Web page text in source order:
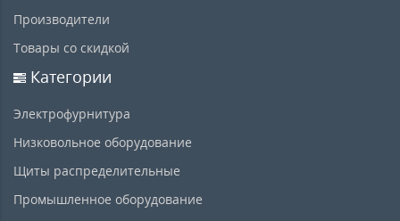
Производители
Товары со скидкой
Категории
Электрофурнитура
Низковольное оборудование
Щиты распределительные
Промышленное оборудование